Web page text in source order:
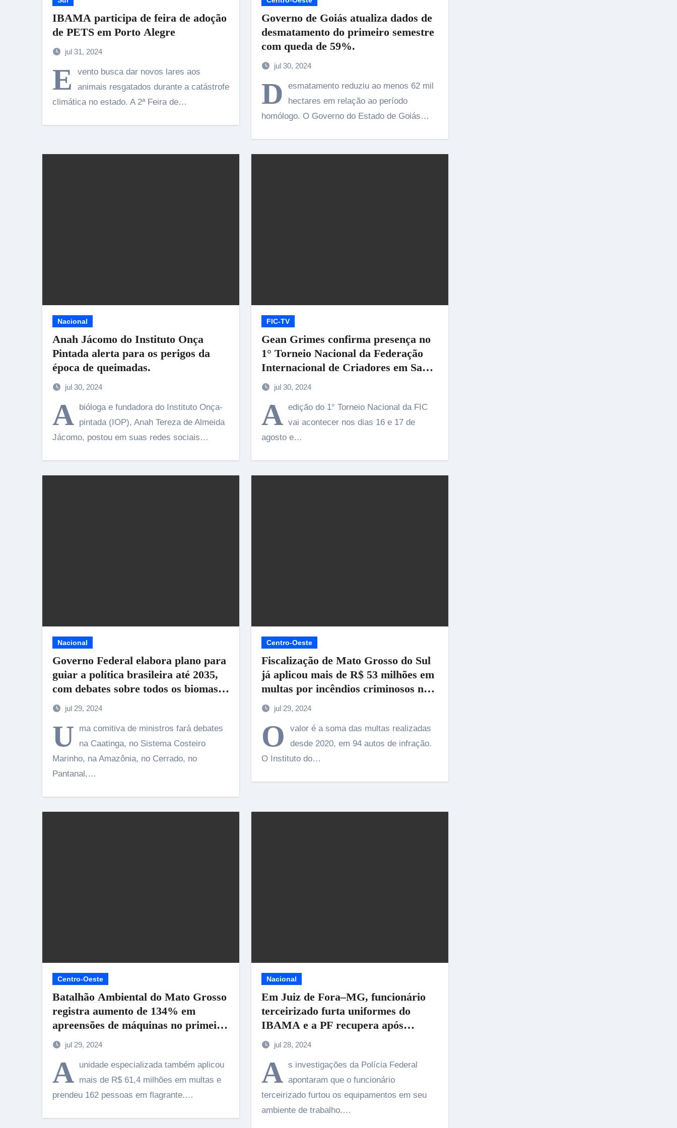
IBAMA participa de feira de adoção
de PETS em Porto Alegre
jul 31, 2024
E
vento busca dar novos lares aos
animais resgatados durante a catástrofe
climática no estado. A 2ª Feira de…
Governo de Goiás atualiza dados de
desmatamento do primeiro semestre
com queda de 59%.
jul 30, 2024
D
esmatamento reduziu ao menos 62 mil
hectares em relação ao período
homólogo. O Governo do Estado de Goiás…
Nacional
Anah Jácomo do Instituto Onça
Pintada alerta para os perigos da
época de queimadas.
jul 30, 2024
A bióloga e fundadora do Instituto Onça-
pintada (IOP), Anah Tereza de Almeida
Jácomo, postou em suas redes sociais…
FIC-TV
Gean Grimes confirma presença no
1° Torneio Nacional da Federação
Internacional de Criadores em Santa
Catarina
jul 30, 2024
A edição do 1° Torneio Nacional da FIC
vai acontecer nos dias 16 e 17 de
agosto e…
Nacional
Governo Federal elabora plano para
guiar a política brasileira até 2035,
com debates sobre todos os biomas
do país com propostas da sociedade
civil
jul 29, 2024
U
ma comitiva de ministros fará debates
na Caatinga, no Sistema Costeiro
Marinho, na Amazônia, no Cerrado, no
Pantanal,…
Centro-Oeste
Fiscalização de Mato Grosso do Sul
já aplicou mais de R$ 53 milhões em
multas por incêndios criminosos no
Pantanal, divulga IMASUL
jul 29, 2024
O
valor é a soma das multas realizadas
desde 2020, em 94 autos de infração.
O Instituto do…
Centro-Oeste
Batalhão Ambiental do Mato Grosso
registra aumento de 134% em
apreensões de máquinas no primeiro
semestre deste ano
jul 29, 2024
A unidade especializada também aplicou
mais de R$ 61,4 milhões em multas e
prendeu 162 pessoas em flagrante.…
Nacional
Em Juiz de Fora–MG, funcionário
terceirizado furta uniformes do
IBAMA e a PF recupera após
investigação.
jul 28, 2024
A s investigações da Polícia Federal
apontaram que o funcionário
terceirizado furtou os equipamentos em seu
ambiente de trabalho.…